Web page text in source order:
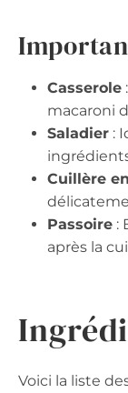
Casserole
macaroni
Saladier :
Cuillère
Passoire :
après la
Voici la liste